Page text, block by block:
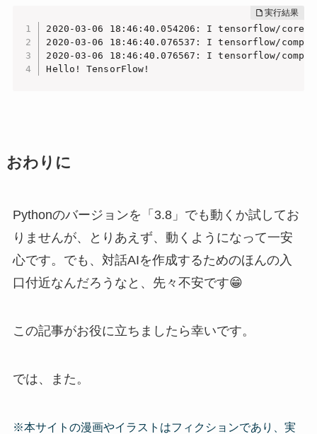
2020-03-06 18:46:40.054206: I tensorflow/core/
2020-03-06 18:46:40.076537: I tensorflow/
2020-03-06 18:46:40.076567: I tensorflow/
Hello! TensorFlow!
おわりに
Pythonのバージョンを「3.8」でも動くか試してお
りませんが、とりあえず、動くようになって一安
心です。でも、対話AIを作成するためのほんの入
口付近なんだろうなと、先々不安です😁
この記事がお役に立ちましたら幸いです。
では、また。
※本サイトの漫画やイラストはフィクションであり、実